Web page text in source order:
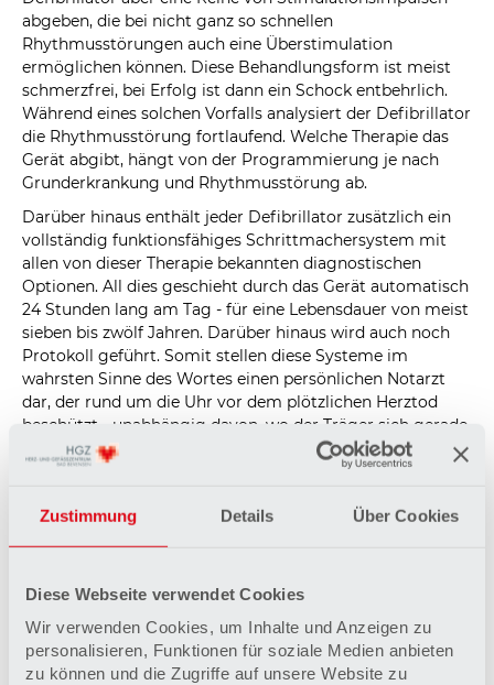
Zustimmung Details Über Cookies
Diese Webseite verwendet Cookies
Wir verwenden Cookies, um Inhalte und Anzeigen zu
personalisieren, Funktionen für soziale Medien anbieten
zu können und die Zugriffe auf unsere Website zu
abgeben, die bei nicht ganz so schnellen
Rhythmusstörungen auch eine Überstimulation
ermöglichen können. Diese Behandlungsform ist meist
schmerzfrei, bei Erfolg ist dann ein Schock entbehrlich.
Während eines solchen Vorfalls analysiert der Defibrillator
die Rhythmusstörung fortlaufend. Welche Therapie das
Gerät abgibt, hängt von der Programmierung je nach
Grunderkrankung und Rhythmusstörung ab.
Darüber hinaus enthält jeder Defibrillator zusätzlich ein
vollständig funktionsfähiges Schrittmachersystem mit
allen von dieser Therapie bekannten diagnostischen
Optionen. All dies geschieht durch das Gerät automatisch
24 Stunden lang am Tag - für eine Lebensdauer von meist
sieben bis zwölf Jahren. Darüber hinaus wird auch noch
Protokoll geführt. Somit stellen diese Systeme im
wahrsten Sinne des Wortes einen persönlichen Notarzt
dar, der rund um die Uhr vor dem plötzlichen Herztod
beschützt - unabhängig davon, wo der Träger sich gerade
befindet oder welche Aktivität er ausübt.
durch einen kleinen Schnitt unter dem Schlüsselbein